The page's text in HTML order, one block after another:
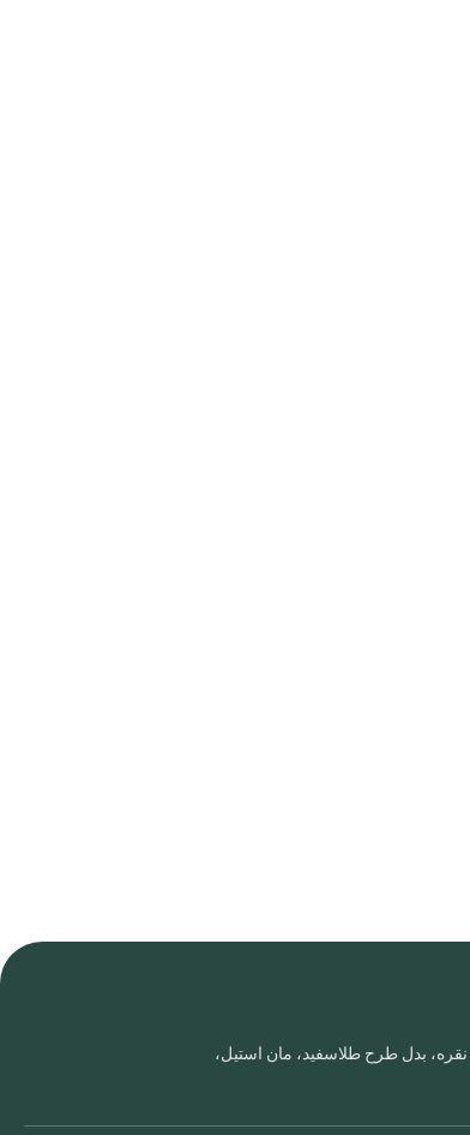
بدل طرح طلاسفید، مان استیل،